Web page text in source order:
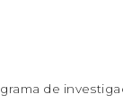
de